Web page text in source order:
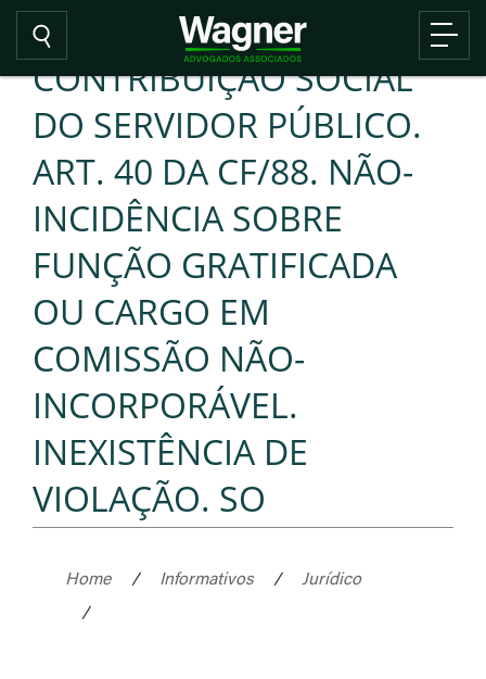
CONTRIBUIÇÃO SOCIAL
DO SERVIDOR PÚBLICO.
ART. 40 DA CF/88. NÃO-
INCIDÊNCIA SOBRE
FUNÇÃO GRATIFICADA
OU CARGO EM
COMISSÃO NÃO-
INCORPORÁVEL.
INEXISTÊNCIA DE
VIOLAÇÃO. SO
Home / Informativos /
Jurídico
/